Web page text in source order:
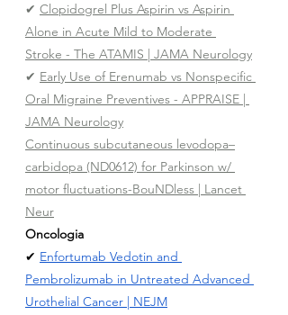
✔ Clopidogrel Plus Aspirin vs Aspirin
Alone in Acute Mild to Moderate
Stroke - The ATAMIS | JAMA Neurology
✔ Early Use of Erenumab vs Nonspecific
Oral Migraine Preventives - APPRAISE |
JAMA Neurology
Continuous subcutaneous levodopa–
carbidopa (ND0612) for Parkinson w/
motor fluctuations-BouNDless | Lancet
Neur
Oncologia
✔ Enfortumab Vedotin and
Pembrolizumab in Untreated Advanced
Urothelial Cancer | NEJM